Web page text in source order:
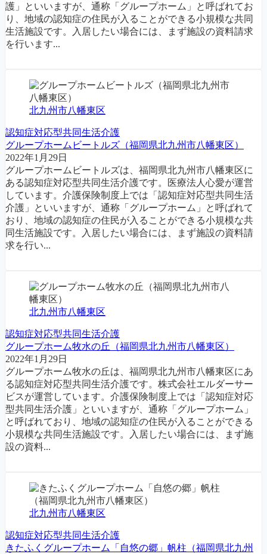
護」といいますが、通称「グループホーム」と呼ばれてお
り、地域の認知症の住民が入ることができる小規模な共同
生活施設です。入居したい場合には、まず施設の資料請求
を行います...
北九州市八幡東区
認知症対応型共同生活介護
グループホームビートルズ（福岡県北九州市八幡東区）
2022年1月29日
グループホームビートルズは、福岡県北九州市八幡東区に
ある認知症対応型共同生活介護です。医療法人心愛が運営
しています。介護保険制度上では「認知症対応型共同生活
介護」といいますが、通称「グループホーム」と呼ばれて
おり、地域の認知症の住民が入ることができる小規模な共
同生活施設です。入居したい場合には、まず施設の資料請
求を行い...
北九州市八幡東区
認知症対応型共同生活介護
グループホーム牧水の丘（福岡県北九州市八幡東区）
2022年1月29日
グループホーム牧水の丘は、福岡県北九州市八幡東区にあ
る認知症対応型共同生活介護です。株式会社エルダーサー
ビスが運営しています。介護保険制度上では「認知症対応
型共同生活介護」といいますが、通称「グループホーム」
と呼ばれており、地域の認知症の住民が入ることができる
小規模な共同生活施設です。入居したい場合には、まず施
設の資料...
北九州市八幡東区
認知症対応型共同生活介護
きたふくグループホーム「自悠の郷」帆柱（福岡県北九州